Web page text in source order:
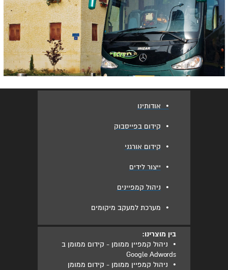
בין מוצרינו:
•
ניהול קמפיין ממומן - קידום ממומן ב
Google Adwords
•
ניהול קמפיין ממומן - קידום ממומן
• אודותינו
• קידום בפייסבוק
• קידום אורגני
• ייצור לידים
• ניהול קמפיינים
• מערכת למעקב מיקומים